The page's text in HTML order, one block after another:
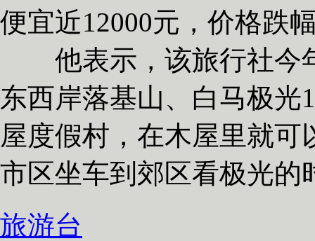
便宜近12000元，价格跌
他表示，该旅行社今年
东西岸落基山、白马极光
屋度假村，在木屋里就
市区坐车到郊区看极光的
旅游台